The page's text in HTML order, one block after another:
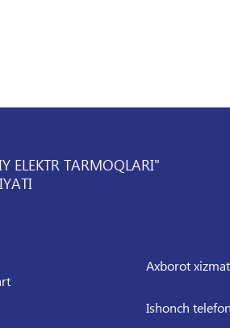
ELEKTR TARMOQLARI"
Axborot
Ishonch